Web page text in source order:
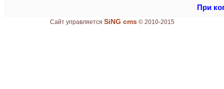
При
Сайт управляется SiNG cms© 2010-2015